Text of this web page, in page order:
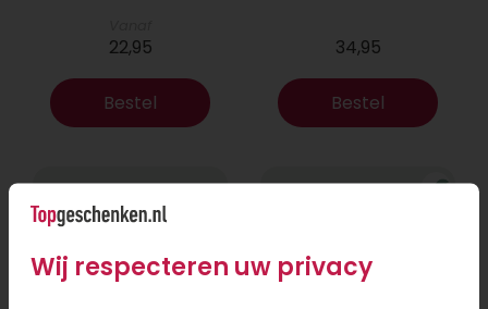
22,95
Bestel
34,95
Bestel
Wij respecteren uw privacy